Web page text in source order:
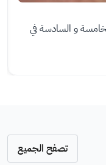
و السادسة في
تصفح الجميع